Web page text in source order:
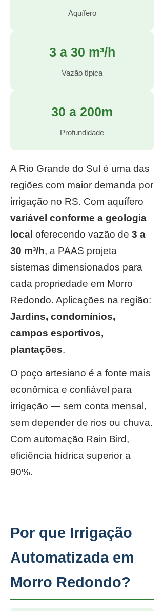
Aquífero
3 a 30 m³/h
Vazão típica
30 a 200m
Profundidade
A Rio Grande do Sul é uma das
regiões com maior demanda por
irrigação no RS. Com aquífero
variável conforme a geologia
local oferecendo vazão de 3 a
30 m³/h, a PAAS projeta
sistemas dimensionados para
cada propriedade em Morro
Redondo. Aplicações na região:
Jardins, condomínios,
campos esportivos,
plantações.
O poço artesiano é a fonte mais
econômica e confiável para
irrigação — sem conta mensal,
sem depender de rios ou chuva.
Com automação Rain Bird,
eficiência hídrica superior a
90%.
Por que Irrigação
Automatizada em
Morro Redondo?